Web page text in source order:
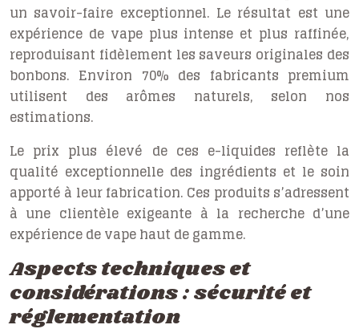
un savoir-faire exceptionnel. Le résultat est une
expérience de vape plus intense et plus raffinée,
reproduisant fidèlement les saveurs originales des
bonbons. Environ 70% des fabricants premium
utilisent des arômes naturels, selon nos
estimations.
Le prix plus élevé de ces e-liquides reflète la
qualité exceptionnelle des ingrédients et le soin
apporté à leur fabrication. Ces produits s’adressent
à une clientèle exigeante à la recherche d’une
expérience de vape haut de gamme.
Aspects techniques et
considérations : sécurité et
réglementation